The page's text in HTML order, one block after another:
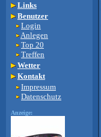
Links
Benutzer
Login
Anlegen
Top 20
Treffen
Wetter
Kontakt
Impressum
Datenschutz
Anzeige: